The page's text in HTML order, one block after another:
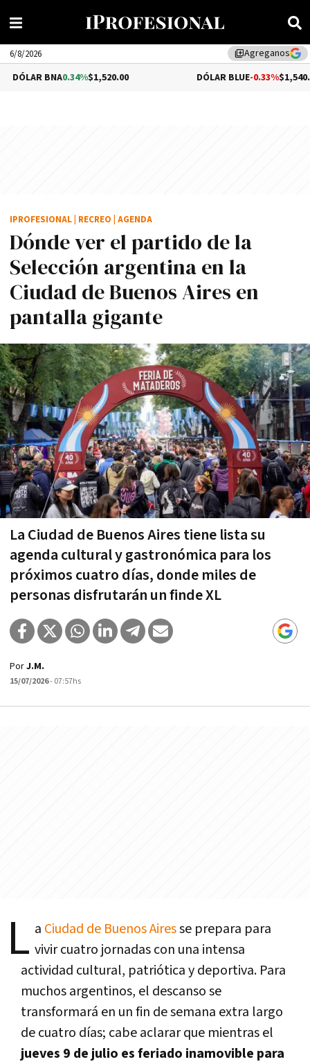
library_addAgreganos
6/8/2026
$1,520.00 DÓLAR BLUE -0.33%$1,540.00
Dónde ver el partido de la
Selección argentina en la
Ciudad de Buenos Aires en
pantalla gigante
La Ciudad de Buenos Aires tiene lista su
agenda cultural y gastronómica para los
próximos cuatro días, donde miles de
personas disfrutarán un finde XL
IPROFESIONAL RECREO AGENDA
PorJ.M.
15/07/2026- 07:57hs
L a Ciudad de Buenos Airesse prepara para
vivir cuatro jornadas con una intensa
actividad cultural, patriótica y deportiva. Para
muchos argentinos, el descanso se
transformará en un fin de semana extra largo
de cuatro días; cabe aclarar que mientras el
jueves 9 de julio es feriado inamovible para